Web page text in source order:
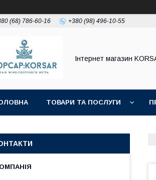
(68) 786-60-16 +380 (98) 496-10-55
Iнтернет магазин
ТОВАРИ ТА ПОСЛУГИ